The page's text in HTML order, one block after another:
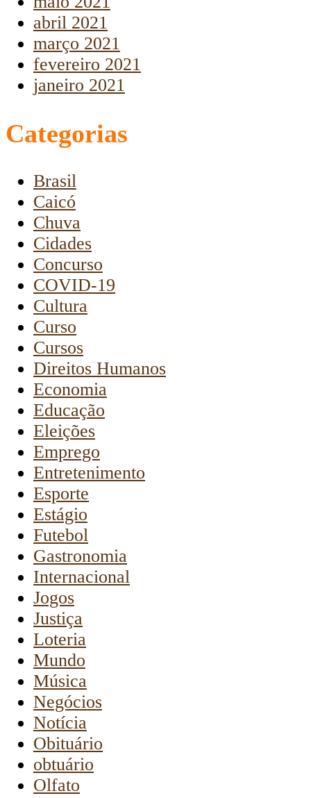
abril 2021
março 2021
fevereiro 2021
janeiro 2021
Categorias
Brasil
Caicó
Chuva
Cidades
Concurso
COVID-19
Cultura
Curso
Cursos
Direitos Humanos
Economia
Educação
Eleições
Emprego
Entretenimento
Esporte
Estágio
Futebol
Gastronomia
Internacional
Jogos
Justiça
Loteria
Mundo
Música
Negócios
Notícia
Obituário
obtuário
Olfato